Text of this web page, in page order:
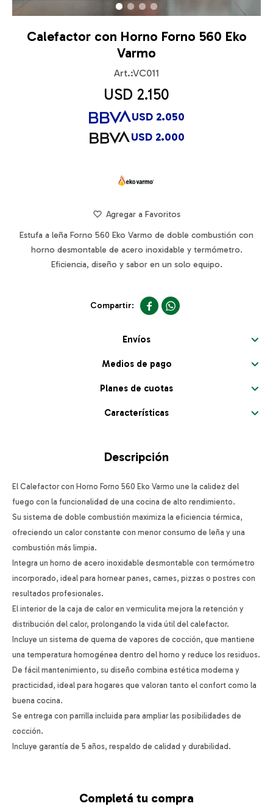
Calefactor con Horno Forno 560 Eko
Varmo
VC011
USD 2.150
USD 2.000
USD 2.050
Estufa a leña Forno 560 Eko Varmo de doble combustión con
horno desmontable de acero inoxidable y termómetro.
Eficiencia, diseño y sabor en un solo equipo.
 
Envíos
Medios de pago
Planes de cuotas
Características
Descripción
El Calefactor con Horno Forno 560 Eko Varmo une la calidez del
fuego con la funcionalidad de una cocina de alto rendimiento.
Su sistema de doble combustión maximiza la eficiencia térmica,
ofreciendo un calor constante con menor consumo de leña y una
combustión más limpia.
Integra un horno de acero inoxidable desmontable con termómetro
incorporado, ideal para hornear panes, carnes, pizzas o postres con
resultados profesionales.
El interior de la caja de calor en vermiculita mejora la retención y
distribución del calor, prolongando la vida útil del calefactor.
Incluye un sistema de quema de vapores de cocción, que mantiene
una temperatura homogénea dentro del horno y reduce los residuos.
De fácil mantenimiento, su diseño combina estética moderna y
practicidad, ideal para hogares que valoran tanto el confort como la
buena cocina.
Se entrega con parrilla incluida para ampliar las posibilidades de
cocción.
Incluye garantía de 5 años, respaldo de calidad y durabilidad.
Completá tu compra